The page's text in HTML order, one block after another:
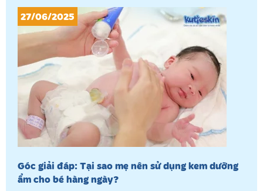
Góc giải đáp: Tại sao mẹ nên sử dụng kem dưỡng
ẩm cho bé hàng ngày?
27/06/2025